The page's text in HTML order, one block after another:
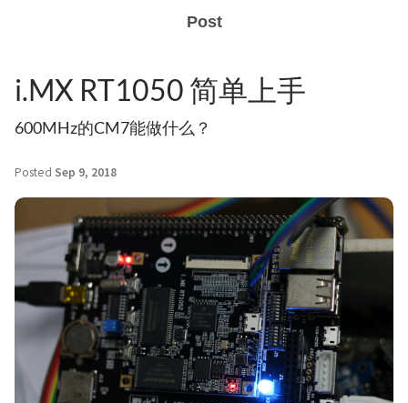
Post
i.MX RT1050 简单上手
600MHz的CM7能做什么？
Posted Sep 9, 2018